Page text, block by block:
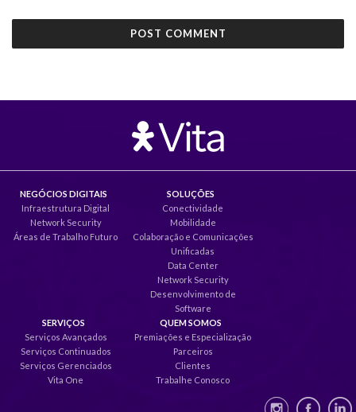
NEGÓCIOS DIGITAIS
Infraestrutura Digital
Network Security
Áreas de Trabalho Futuro
SOLUÇÕES
Conectividade
Mobilidade
Colaboração e Comunicações
Unificadas
Data Center
Network Security
Desenvolvimento de
Software
SERVIÇOS
Serviços Avançados
Serviços Continuados
Serviços Gerenciados
Vita One
QUEM SOMOS
Premiações e Especialização
Parceiros
Clientes
Trabalhe Conosco